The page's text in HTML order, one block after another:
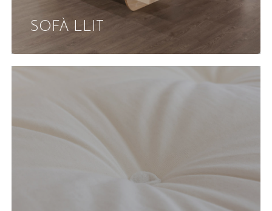
La cistella està buida.
Torna A La Botiga
SOFÀ LLIT